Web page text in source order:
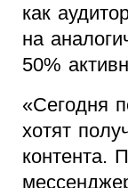
как
на
50%
«Сегодня
хотят
контента.